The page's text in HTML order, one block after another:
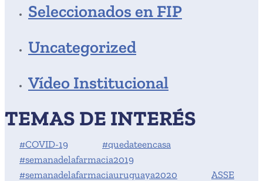
Seleccionados en FIP
Uncategorized
Vídeo Institucional
TEMAS DE INTERÉS
#COVID-19
#quedateencasa
#semanadelafarmacia2019
#semanadelafarmaciauruguaya2020
ASSE